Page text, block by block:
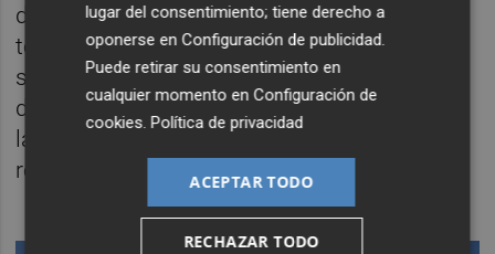
diferentes". Esta negociación "está
totalmente paralizada y sin voluntad de que
se convoque ninguna reunión con la mesa
de negociación sobre unas condiciones
laborales que afectan unas mil familias", ha
reprochado.
lugar del consentimiento; tiene derecho a
oponerse enConfiguración de publicidad
Puede retirar su consentimiento en
cualquier momento enConfiguración de
cookies .Política de privacidad
ACEPTAR TODO
RECHAZAR TODO